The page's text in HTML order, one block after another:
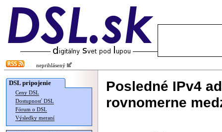
neprihlásený
DSL pripojenie
Ceny DSL
Dostupnosť DSL
Fórum o DSL
Výsledky meraní
Posledné IPv4
rovnomerne